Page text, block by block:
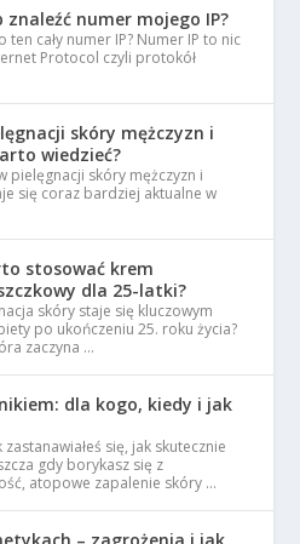
znaleźć numer mojego IP?
ten cały numer IP? Numer IP to nic
Protocol czyli protokół
skóry mężczyzn i
wiedzieć?
pielęgnacji skóry mężczyzn i
się coraz bardziej aktualne w
stosować krem
dla 25-latki?
skóry staje się kluczowym
po ukończeniu 25. roku życia?
zaczyna …
dla kogo, kiedy i jak
się, jak skutecznie
gdy borykasz się z
atopowe zapalenie skóry …